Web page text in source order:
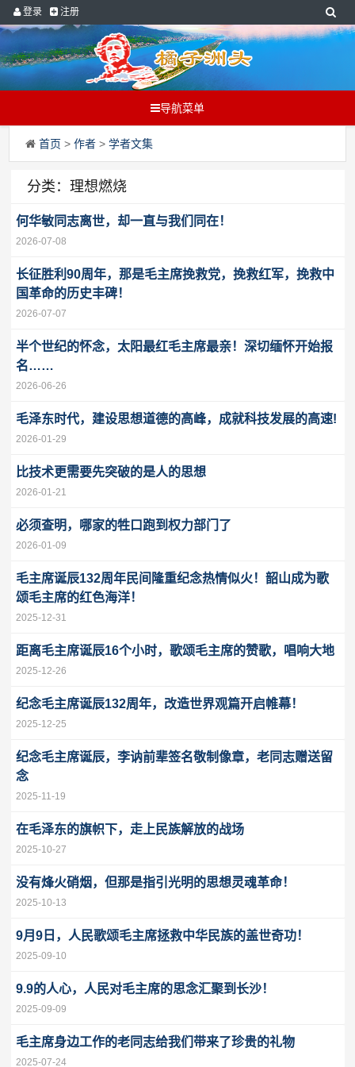
登录 注册
导航菜单
首页 >作者 >学者文集